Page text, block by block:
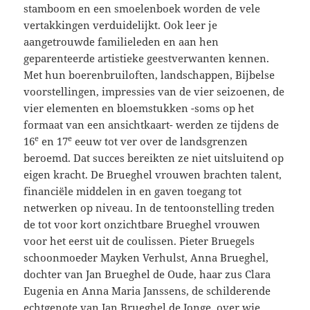
stamboom en een smoelenboek worden de vele
vertakkingen verduidelijkt. Ook leer je
aangetrouwde familieleden en aan hen
geparenteerde artistieke geestverwanten kennen.
Met hun boerenbruiloften, landschappen, Bijbelse
voorstellingen, impressies van de vier seizoenen, de
vier elementen en bloemstukken -soms op het
formaat van een ansichtkaart- werden ze tijdens de
16e en 17e eeuw tot ver over de landsgrenzen
beroemd. Dat succes bereikten ze niet uitsluitend op
eigen kracht. De Brueghel vrouwen brachten talent,
financiële middelen in en gaven toegang tot
netwerken op niveau. In de tentoonstelling treden
de tot voor kort onzichtbare Brueghel vrouwen
voor het eerst uit de coulissen. Pieter Bruegels
schoonmoeder Mayken Verhulst, Anna Brueghel,
dochter van Jan Brueghel de Oude, haar zus Clara
Eugenia en Anna Maria Janssens, de schilderende